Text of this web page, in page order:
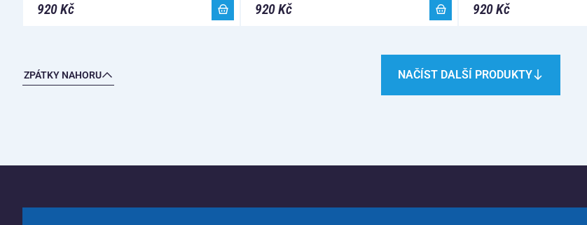
920 Kč 920 Kč 920 Kč
ZPÁTKY NAHORU NAČÍST DALŠÍ PRODUKTY